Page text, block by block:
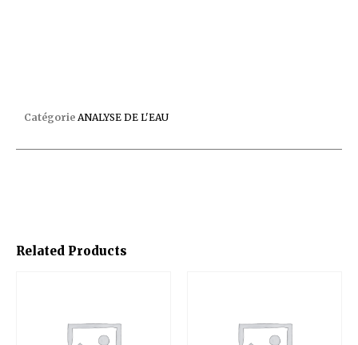
Related Products
Catégorie ANALYSE DE L'EAU